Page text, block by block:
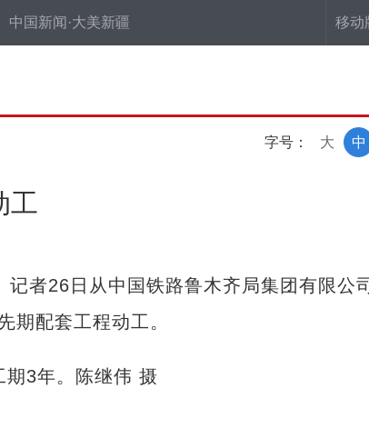
移动
中国新闻·大美新疆
字号： 中
大
工
者26日从中国铁路鲁木齐局集团有限公
期配套工程动工。